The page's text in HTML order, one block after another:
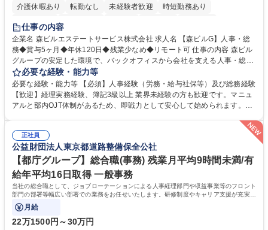
介護休暇あり 転勤なし 未経験者歓迎
時短勤務あり
経験者歓迎
完全週休2日制
交通費支給 長期歓迎 駅近5分以内 土日祝休み
仕事の内容
企業名 森ビルエステートサービス株式会社 求人名 【森ビルG】人事・総
務◆賞与5ヶ月◆年休120日◆残業少なめ◆リモート可 仕事の内容 森ビル
グループの安定した環境で、バックオフィスから会社を支える人事・総務
をお任せします。 労務と総務の業務をバランスよく担当し、ゆくゆくは制
度改定などのコア業務にも挑戦できる、やりがいある環境です。 ■勤怠管
理、給与計算、社会保険手続き、年末調整等の労務管理全般 ■入退社手続
き、社内規定の改定や人事制度改定などのコア業務 ■社内イベントの企画
は部内のOJTを中心に、あなたの経験に合わせて不足している部分はいつ
でも質問・相談できる環境が整っているため、安心して成長できます。 募
集職種 【森ビルG】人事・総務◆賞与5ヶ月◆年休120日◆残業少なめ◆
リモート可
必要な経験・能力等
必要な経験・能力等 【必須】人事経験（労務・給与社保等）及び総務経験
【歓迎】経理実務経験、簿記3級以上 業界未経験の方も歓迎です。マニュ
アルと部内OJT体制があるため、即戦力として安心して始められます。
ます。定型業務に留まらず、社内規定や人事制度の改定など会社のコア業
務に挑戦できるため、自身の成長と組織への貢献度をダイレクトに実感で
きます。 残業少なめ、週1日リモート可など、ワークライフバランスを保
ち長期活躍できる環境です。 「これまでの幅広い経験を活かし、長期的な
キャリアを築きたい」という前向きな意欲と挑戦を全力で応援します。 学
歴・資格 学歴：大学院 大学 高専 短大 専修学校 高校 語学力： 資格：日商
簿記検定1級 日商簿記検定2級 日商簿記検定3級
正社員
公益財団法人東京都道路整備保全公社
【都庁グループ】総合職(事務) 残業月平均9時間未満/有
給年平均16日取得 一般事務
当社の総合職として、ジョブローテーションによる人事経理部門や収益事業等のフロント
部門の部署等幅広い部署での業務をお任せいたします。研修制度やキャリア支援が充実し
ております！ ※下記業務詳細
月給
22万1500円～30万円